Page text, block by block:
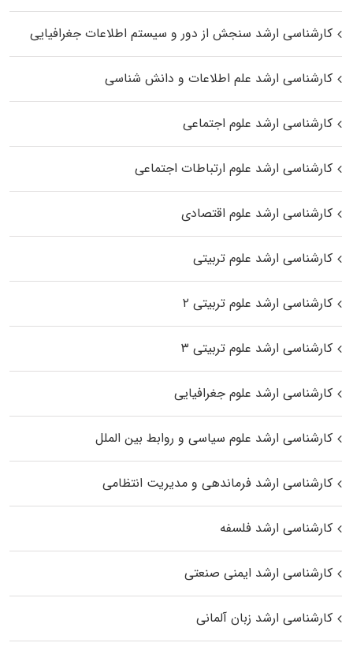
کارشناسی ارشد سنجش از دور و سیستم اطلاعات جغرافیایی
کارشناسی ارشد علم اطلاعات و دانش شناسی
کارشناسی ارشد علوم اجتماعی
کارشناسی ارشد علوم ارتباطات اجتماعی
کارشناسی ارشد علوم اقتصادی
کارشناسی ارشد علوم تربیتی
کارشناسی ارشد علوم تربیتی ۲
کارشناسی ارشد علوم تربیتی ۳
کارشناسی ارشد علوم جغرافیایی
کارشناسی ارشد علوم سیاسی و روابط بین الملل
کارشناسی ارشد فرماندهی و مدیریت انتظامی
کارشناسی ارشد فلسفه
کارشناسی ارشد ایمنی صنعتی
کارشناسی ارشد زبان آلمانی